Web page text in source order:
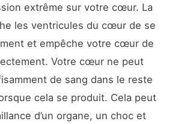
extrême sur votre cœur. La
les ventricules du cœur de se
et empêche votre cœur de
Votre cœur ne peut
de sang dans le reste
cela se produit. Cela peut
d’un organe, un choc et